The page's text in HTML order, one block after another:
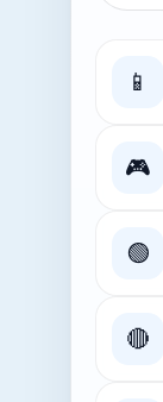
📱
🎮
🟢
🔴